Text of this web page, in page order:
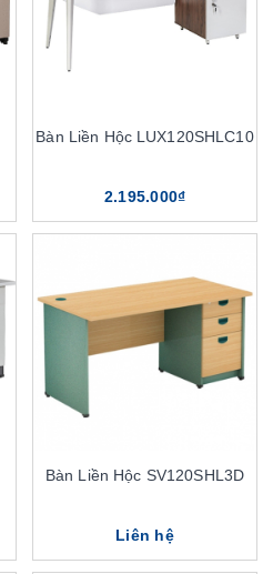
Bàn Liền Hộc LUX120SHLC10
2.195.000₫
Bàn Liền Hộc SV120SHL3D
Liên hệ